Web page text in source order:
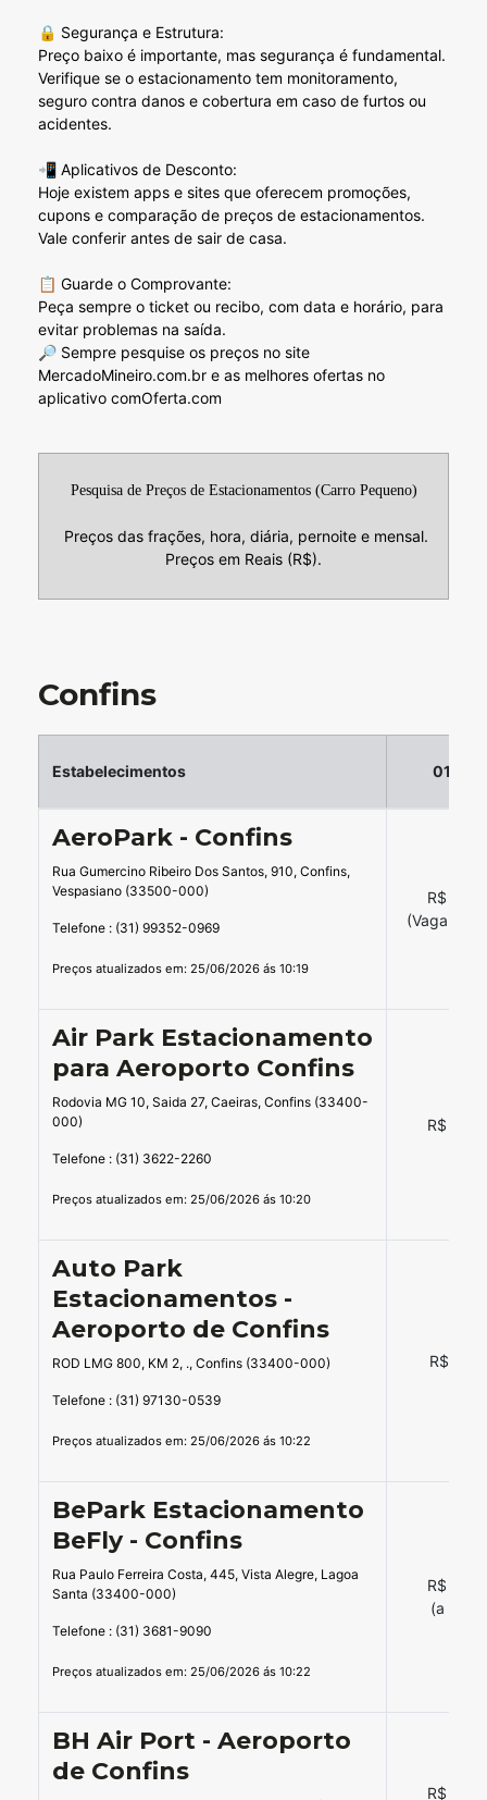
🔒 Segurança e Estrutura:
Preço baixo é importante, mas segurança é fundamental.
Verifique se o estacionamento tem monitoramento,
seguro contra danos e cobertura em caso de furtos ou
acidentes.
📲 Aplicativos de Desconto:
Hoje existem apps e sites que oferecem promoções,
cupons e comparação de preços de estacionamentos.
Vale conferir antes de sair de casa.
📋 Guarde o Comprovante:
Peça sempre o ticket ou recibo, com data e horário, para
evitar problemas na saída.
🔎 Sempre pesquise os preços no site
MercadoMineiro.com.br e as melhores ofertas no
aplicativo comOferta.com
Pesquisa de Preços de Estacionamentos (Carro Pequeno)
Preços das frações, hora, diária, pernoite e mensal.
Preços em Reais (R$).
Confins
Estabelecimentos 01
AeroPark - Confins
Rua Gumercino Ribeiro Dos Santos, 910, Confins,
Vespasiano (33500-000)
Telefone : (31) 99352-0969
Preços atualizados em: 25/06/2026 ás 10:19
R$
(Vaga
Air Park Estacionamento
para Aeroporto Confins
Rodovia MG 10, Saida 27, Caeiras, Confins (33400-
000)
Telefone : (31) 3622-2260
Preços atualizados em: 25/06/2026 ás 10:20
R$
Auto Park
Estacionamentos -
Aeroporto de Confins
ROD LMG 800, KM 2, ., Confins (33400-000)
Telefone : (31) 97130-0539
Preços atualizados em: 25/06/2026 ás 10:22
R$
BePark Estacionamento
BeFly - Confins
Rua Paulo Ferreira Costa, 445, Vista Alegre, Lagoa
Santa (33400-000)
Telefone : (31) 3681-9090
Preços atualizados em: 25/06/2026 ás 10:22
R$
(a
BH Air Port - Aeroporto
de Confins
R$